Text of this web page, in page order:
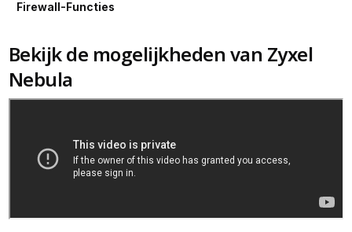
Firewall-Functies
Bekijk de mogelijkheden van Zyxel
Nebula